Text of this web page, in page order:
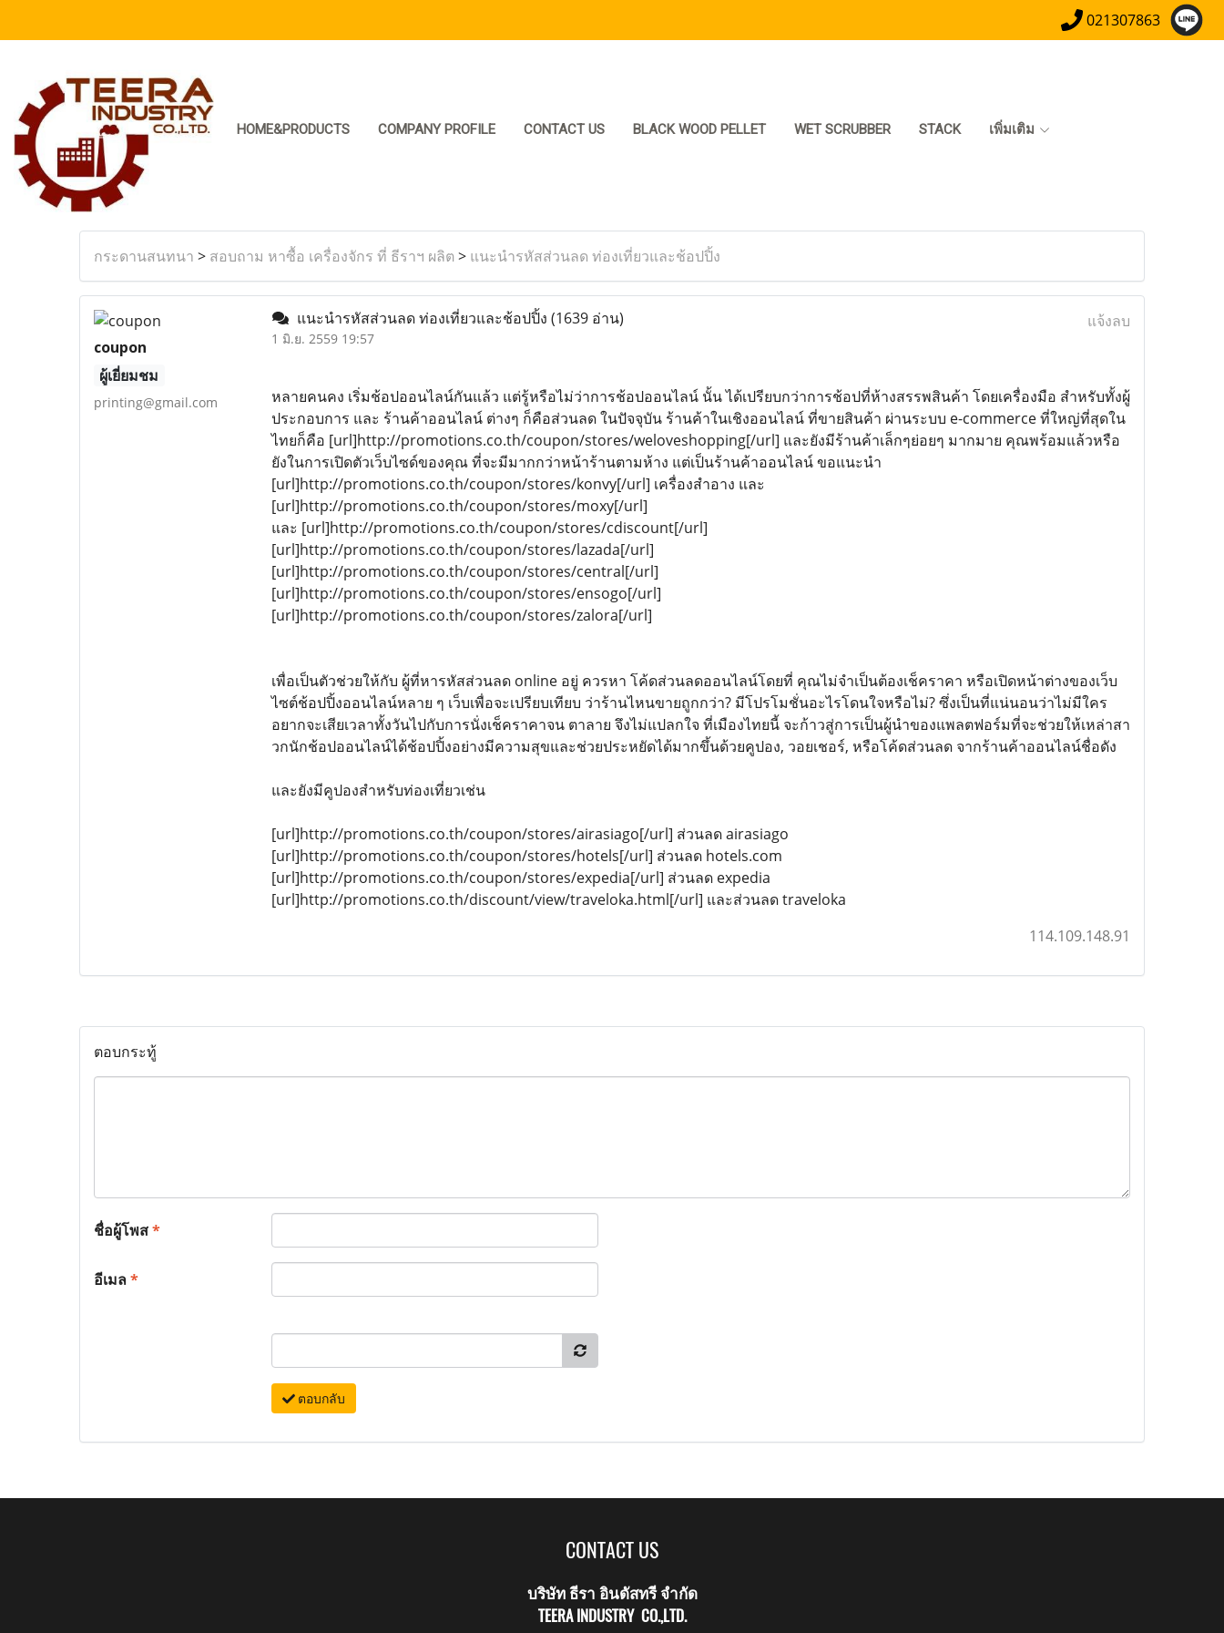
021307863
HOME&PRODUCTS COMPANY PROFILE CONTACT US BLACK WOOD PELLET WET SCRUBBER STACK เพิ่มเติม
กระดานสนทนา > สอบถาม หาซื้อ เครื่องจักร ที่ ธีราฯ ผลิต > แนะนำรหัสส่วนลด ท่องเที่ยวและช้อปปิ้ง
coupon
ผู้เยี่ยมชม
printing@gmail.com
แนะนำรหัสส่วนลด ท่องเที่ยวและช้อปปิ้ง (1639 อ่าน)
1 มิ.ย. 2559 19:57
แจ้งลบ
หลายคนคง เริ่มช้อปออนไลน์กันแล้ว แต่รู้หรือไม่ว่าการช้อปออนไลน์ นั้น ได้เปรียบกว่าการช้อปที่ห้างสรรพสินค้า โดยเครื่องมือ สำหรับทั้งผู้
ประกอบการ และ ร้านค้าออนไลน์ ต่างๆ ก็คือส่วนลด ในปัจจุบัน ร้านค้าในเชิงออนไลน์ ที่ขายสินค้า ผ่านระบบ e-commerce ที่ใหญ่ที่สุดใน
ไทยก็คือ [url]http://promotions.co.th/coupon/stores/weloveshopping[/url] และยังมีร้านค้าเล็กๆย่อยๆ มากมาย คุณพร้อมแล้วหรือ
ยังในการเปิดตัวเว็บไซด์ของคุณ ที่จะมีมากกว่าหน้าร้านตามห้าง แต่เป็นร้านค้าออนไลน์ ขอแนะนำ
[url]http://promotions.co.th/coupon/stores/konvy[/url] เครื่องสำอาง และ
[url]http://promotions.co.th/coupon/stores/moxy[/url]
และ [url]http://promotions.co.th/coupon/stores/cdiscount[/url]
[url]http://promotions.co.th/coupon/stores/lazada[/url]
[url]http://promotions.co.th/coupon/stores/central[/url]
[url]http://promotions.co.th/coupon/stores/ensogo[/url]
[url]http://promotions.co.th/coupon/stores/zalora[/url]
เพื่อเป็นตัวช่วยให้กับ ผู้ที่หารหัสส่วนลด online อยู่ ควรหา โค้ดส่วนลดออนไลน์โดยที่ คุณไม่จำเป็นต้องเช็คราคา หรือเปิดหน้าต่างของเว็บ
ไซต์ช้อปปิ้งออนไลน์หลาย ๆ เว็บเพื่อจะเปรียบเทียบ ว่าร้านไหนขายถูกกว่า? มีโปรโมชั่นอะไรโดนใจหรือไม่? ซึ่งเป็นที่แน่นอนว่าไม่มีใคร
อยากจะเสียเวลาทั้งวันไปกับการนั่งเช็คราคาจน ตาลาย จึงไม่แปลกใจ ที่เมืองไทยนี้ จะก้าวสู่การเป็นผู้นำของแพลตฟอร์มที่จะช่วยให้เหล่าสา
วกนักช้อปออนไลน์ได้ช้อปปิ้งอย่างมีความสุขและช่วยประหยัดได้มากขึ้นด้วยคูปอง, วอยเชอร์, หรือโค้ดส่วนลด จากร้านค้าออนไลน์ชื่อดัง
และยังมีคูปองสำหรับท่องเที่ยวเช่น
[url]http://promotions.co.th/coupon/stores/airasiago[/url] ส่วนลด airasiago
[url]http://promotions.co.th/coupon/stores/hotels[/url] ส่วนลด hotels.com
[url]http://promotions.co.th/coupon/stores/expedia[/url] ส่วนลด expedia
[url]http://promotions.co.th/discount/view/traveloka.html[/url] และส่วนลด traveloka
114.109.148.91
ตอบกระทู้
ชื่อผู้โพส*
อีเมล*
ตอบกลับ
CONTACT US
บริษัท ธีรา อินดัสทรี จำกัด
TEERA INDUSTRY CO.,LTD.